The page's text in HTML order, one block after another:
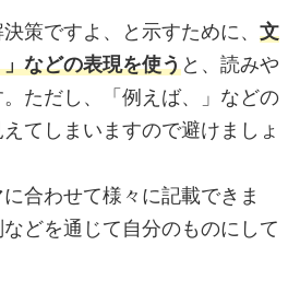
策ですよ、と示すために、 文
などの表現を使うと、読みや
ただし、「例えば、」などの
てしまいますので避けましょ
合わせて様々に記載できま
どを通じて自分のものにして